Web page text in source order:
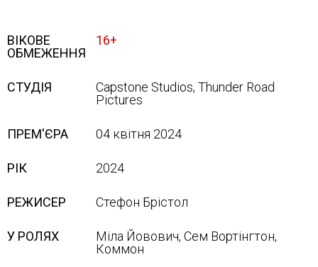
ВІКОВЕ
ОБМЕЖЕННЯ
16+
СТУДІЯ
Capstone Studios, Thunder Road
Pictures
ПРЕМ'ЄРА 04 квітня 2024
РІК 2024
РЕЖИСЕР Стефон Брістол
У РОЛЯХ
Міла Йовович, Сем Вортінгтон,
Кoммoн